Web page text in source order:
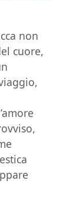
non
cuore,